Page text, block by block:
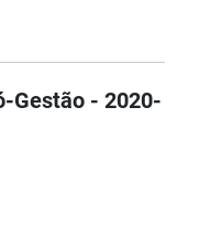
Gestão - 2020-